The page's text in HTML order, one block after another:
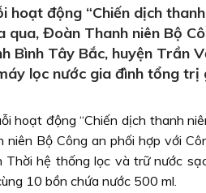
hoạt động “Chiến dịch
qua, Đoàn Thanh niên Bộ
Bình Tây Bắc, huyện Trần
lọc nước gia đình tổng
hoạt động “Chiến dịch thanh
niên Bộ Công an phối hợp với
Thời hệ thống lọc và trữ nước
10 bồn chứa nước 500 ml.